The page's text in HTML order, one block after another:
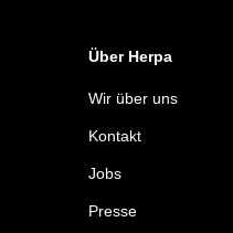
Über Herpa
Wir über uns
Kontakt
Jobs
Presse